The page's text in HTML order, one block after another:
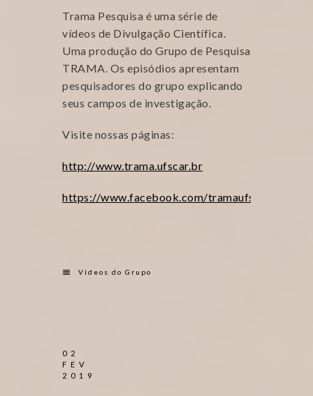
Trama Pesquisa é uma série de
vídeos de Divulgação Científica.
Uma produção do Grupo de Pesquisa
TRAMA. Os episódios apresentam
pesquisadores do grupo explicando
seus campos de investigação.
Visite nossas páginas:
http://www.trama.ufscar.br
https://www.facebook.com/tramaufscar/
Vídeos do Grupo
02
FEV
2019